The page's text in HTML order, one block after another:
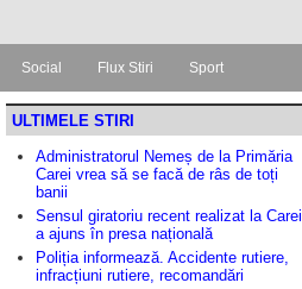
Social Flux Stiri Sport
ULTIMELE STIRI
Administratorul Nemeș de la Primăria
Carei vrea să se facă de râs de toți
banii
Sensul giratoriu recent realizat la Carei
a ajuns în presa națională
Poliția informează. Accidente rutiere,
infracțiuni rutiere, recomandări